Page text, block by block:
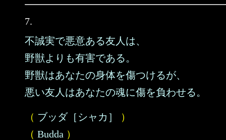
7.
不誠実で悪意ある友人は、
野獣よりも有害である。
野獣はあなたの身体を傷つけるが、
悪い友人はあなたの魂に傷を負わせる。
（ ブッダ［シャカ］
）
（ Budda ）